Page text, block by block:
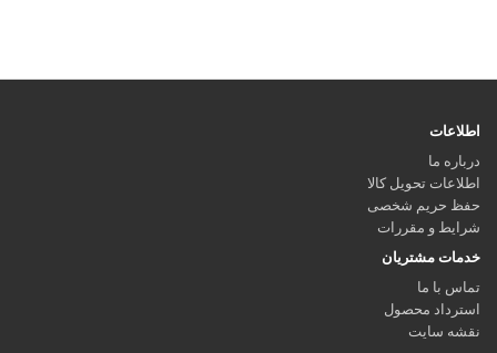
اطلاعات
درباره ما
اطلاعات تحویل کالا
حفظ حریم شخصی
شرایط و مقررات
خدمات مشتریان
تماس با ما
استرداد محصول
نقشه سایت